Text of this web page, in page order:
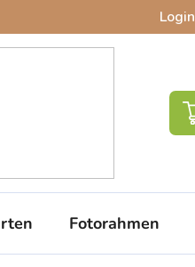
Login
Fotorahmen